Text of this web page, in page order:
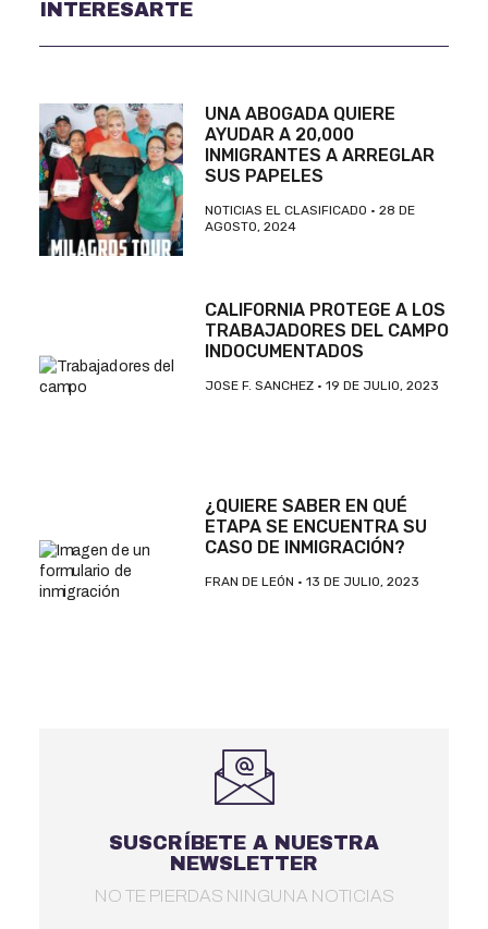
INTERESARTE
UNA ABOGADA QUIERE
AYUDAR A 20,000
INMIGRANTES A ARREGLAR
SUS PAPELES
NOTICIAS EL CLASIFICADO
28 DE
AGOSTO, 2024
CALIFORNIA PROTEGE A LOS
TRABAJADORES DEL CAMPO
INDOCUMENTADOS
JOSE F. SANCHEZ 19 DE JULIO, 2023
¿QUIERE SABER EN QUÉ
ETAPA SE ENCUENTRA SU
CASO DE INMIGRACIÓN?
FRAN DE LEÓN 13 DE JULIO, 2023
SUSCRÍBETE A NUESTRA
NEWSLETTER
NO TE PIERDAS NINGUNA NOTICIAS